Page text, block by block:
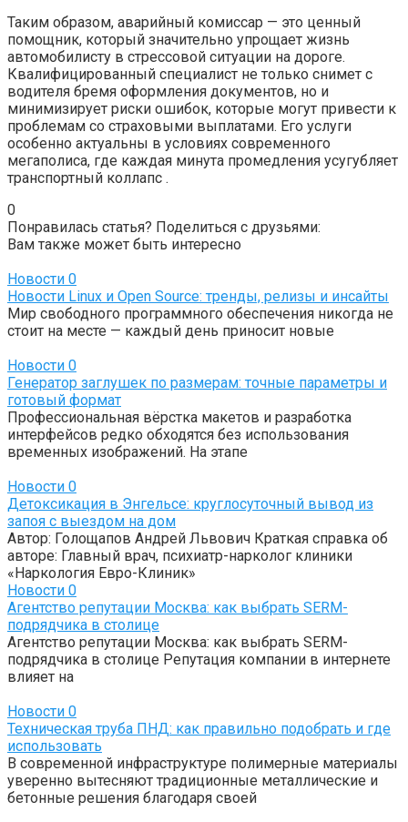
Таким образом, аварийный комиссар — это ценный
помощник, который значительно упрощает жизнь
автомобилисту в стрессовой ситуации на дороге.
Квалифицированный специалист не только снимет с
водителя бремя оформления документов, но и
минимизирует риски ошибок, которые могут привести к
проблемам со страховыми выплатами. Его услуги
особенно актуальны в условиях современного
мегаполиса, где каждая минута промедления усугубляет
транспортный коллапс .
0
Понравилась статья? Поделиться с друзьями:
Вам также может быть интересно
Новости 0
Новости Linux и Open Source: тренды, релизы и инсайты
Мир свободного программного обеспечения никогда не
стоит на месте — каждый день приносит новые
Новости 0
Генератор заглушек по размерам: точные параметры и
готовый формат
Профессиональная вёрстка макетов и разработка
интерфейсов редко обходятся без использования
временных изображений. На этапе
Новости 0
Детоксикация в Энгельсе: круглосуточный вывод из
запоя с выездом на дом
Автор: Голощапов Андрей Львович Краткая справка об
авторе: Главный врач, психиатр-нарколог клиники
«Наркология Евро-Клиник»
Новости 0
Агентство репутации Москва: как выбрать SERM-
подрядчика в столице
Агентство репутации Москва: как выбрать SERM-
подрядчика в столице Репутация компании в интернете
влияет на
Новости 0
Техническая труба ПНД: как правильно подобрать и где
использовать
В современной инфраструктуре полимерные материалы
уверенно вытесняют традиционные металлические и
бетонные решения благодаря своей